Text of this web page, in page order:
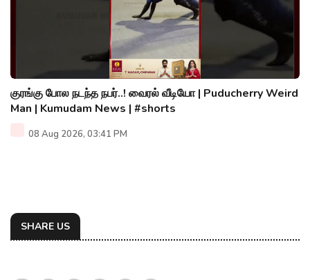
குரங்கு போல நடந்த நபர்..! வைரல் வீடியோ | Puducherry Weird
Man | Kumudam News | #shorts
08 Aug 2026, 03:41 PM
SHARE US